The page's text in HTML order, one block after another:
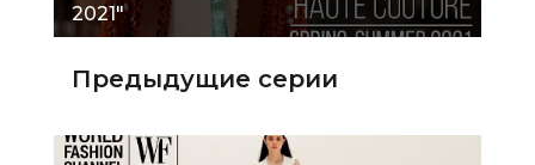
2021"
Предыдущие серии